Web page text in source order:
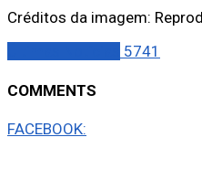
Créditos da imagem:
5741
COMMENTS
FACEBOOK: